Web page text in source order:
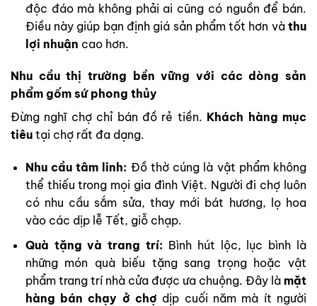
độc đáo mà không phải ai cũng có nguồn để bán.
Điều này giúp bạn định giá sản phẩm tốt hơn và thu
lợi nhuận cao hơn.
Nhu cầu thị trường bền vững với các dòng sản
phẩm gốm sứ phong thủy
Đừng nghĩ chợ chỉ bán đồ rẻ tiền. Khách hàng mục
tiêu tại chợ rất đa dạng.
Nhu cầu tâm linh: Đồ thờ cúng là vật phẩm không
thể thiếu trong mọi gia đình Việt. Người đi chợ luôn
có nhu cầu sắm sửa, thay mới bát hương, lọ hoa
vào các dịp lễ Tết, giỗ chạp.
Quà tặng và trang trí: Bình hút lộc, lục bình là
những món quà biếu tặng sang trọng hoặc vật
phẩm trang trí nhà cửa được ưa chuộng. Đây là mặt
hàng bán chạy ở chợ dịp cuối năm mà ít người